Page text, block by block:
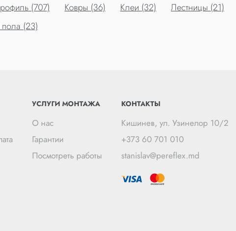
(707) Ковры (36) Клеи (32)
Лестницы (21)
(23)
УСЛУГИ МОНТАЖА
О нас
Гарантии
Посмотреть работы
КОНТАКТЫ
Кишинев, ул. Узинелор 10/2
+373 60 701 010
stanislav@pereflex.md